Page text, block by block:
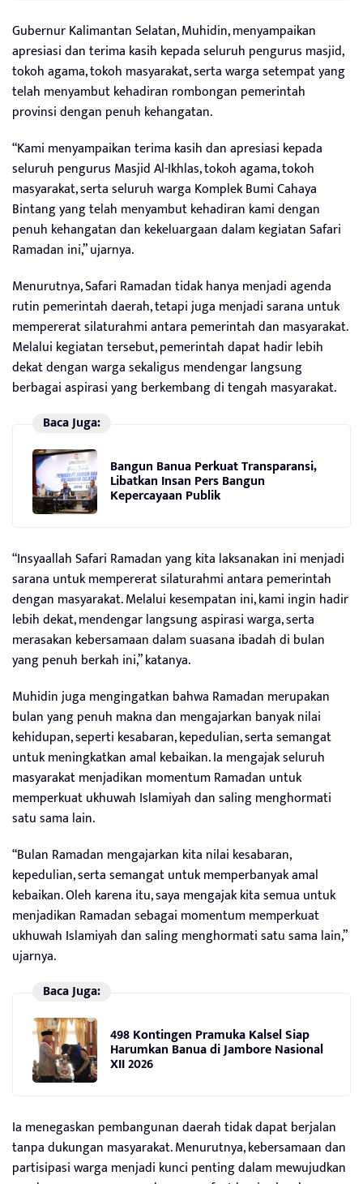
Gubernur Kalimantan Selatan, Muhidin, menyampaikan
apresiasi dan terima kasih kepada seluruh pengurus masjid,
tokoh agama, tokoh masyarakat, serta warga setempat yang
telah menyambut kehadiran rombongan pemerintah
provinsi dengan penuh kehangatan.
“Kami menyampaikan terima kasih dan apresiasi kepada
seluruh pengurus Masjid Al-Ikhlas, tokoh agama, tokoh
masyarakat, serta seluruh warga Komplek Bumi Cahaya
Bintang yang telah menyambut kehadiran kami dengan
penuh kehangatan dan kekeluargaan dalam kegiatan Safari
Ramadan ini,” ujarnya.
Menurutnya, Safari Ramadan tidak hanya menjadi agenda
rutin pemerintah daerah, tetapi juga menjadi sarana untuk
mempererat silaturahmi antara pemerintah dan masyarakat.
Melalui kegiatan tersebut, pemerintah dapat hadir lebih
dekat dengan warga sekaligus mendengar langsung
berbagai aspirasi yang berkembang di tengah masyarakat.
Baca Juga:
Bangun Banua Perkuat Transparansi,
Libatkan Insan Pers Bangun
Kepercayaan Publik
“Insyaallah Safari Ramadan yang kita laksanakan ini menjadi
sarana untuk mempererat silaturahmi antara pemerintah
dengan masyarakat. Melalui kesempatan ini, kami ingin hadir
lebih dekat, mendengar langsung aspirasi warga, serta
merasakan kebersamaan dalam suasana ibadah di bulan
yang penuh berkah ini,” katanya.
Muhidin juga mengingatkan bahwa Ramadan merupakan
bulan yang penuh makna dan mengajarkan banyak nilai
kehidupan, seperti kesabaran, kepedulian, serta semangat
untuk meningkatkan amal kebaikan. Ia mengajak seluruh
masyarakat menjadikan momentum Ramadan untuk
memperkuat ukhuwah Islamiyah dan saling menghormati
satu sama lain.
“Bulan Ramadan mengajarkan kita nilai kesabaran,
kepedulian, serta semangat untuk memperbanyak amal
kebaikan. Oleh karena itu, saya mengajak kita semua untuk
menjadikan Ramadan sebagai momentum memperkuat
ukhuwah Islamiyah dan saling menghormati satu sama lain,”
ujarnya.
Baca Juga:
498 Kontingen Pramuka Kalsel Siap
Harumkan Banua di Jambore Nasional
XII 2026
Ia menegaskan pembangunan daerah tidak dapat berjalan
tanpa dukungan masyarakat. Menurutnya, kebersamaan dan
partisipasi warga menjadi kunci penting dalam mewujudkan